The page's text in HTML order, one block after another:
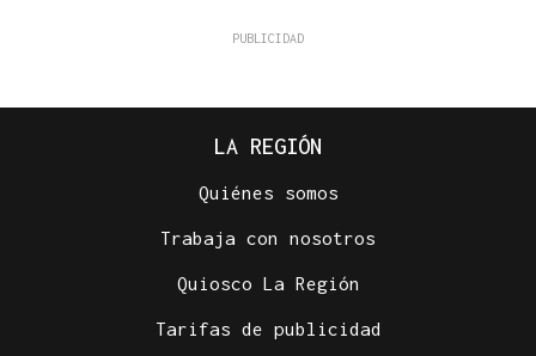
LA REGIÓN
Quiénes somos
Trabaja con nosotros
Quiosco La Región
Tarifas de publicidad